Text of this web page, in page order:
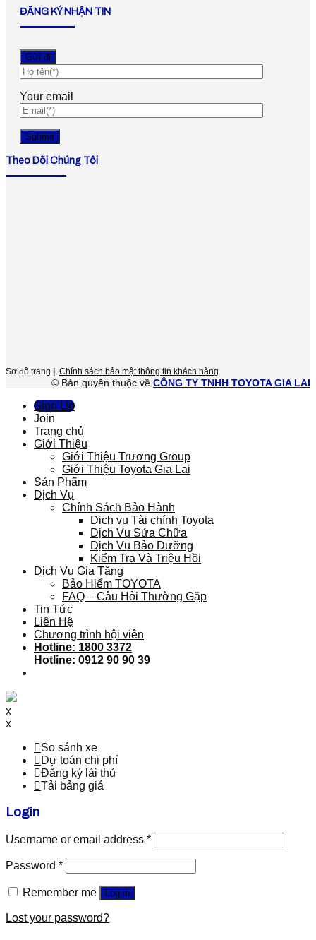
ĐĂNG KÝ NHẬN TIN
Your email
Theo Dõi Chúng Tôi
Sơ đồ trang | Chính sách bảo mật thông tin khách hàng
© Bản quyền thuộc về CÔNG TY TNHH TOYOTA GIA LAI
Sign Up
Join
Trang chủ
Giới Thiệu
Giới Thiệu Trương Group
Giới Thiệu Toyota Gia Lai
Sản Phẩm
Dịch Vụ
Chính Sách Bảo Hành
Dịch vụ Tài chính Toyota
Dịch Vụ Sửa Chữa
Dịch Vụ Bảo Dưỡng
Kiểm Tra Và Triệu Hồi
Dịch Vụ Gia Tăng
Bảo Hiểm TOYOTA
FAQ – Câu Hỏi Thường Gặp
Tin Tức
Liên Hệ
Chương trình hội viên
Hotline: 1800 3372
Hotline: 0912 90 90 39
x
x
So sánh xe
Dự toán chi phí
Đăng ký lái thử
Tải bảng giá
Login
Username or email address *
Password *
Remember me Log in
Lost your password?